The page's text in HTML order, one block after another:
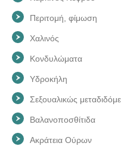
Περιτομή, φίμωση
Χαλινός
Κονδυλώματα
Υδροκήλη
Σεξουαλικώς
Βαλανοποσθίτιδα
Ακράτεια Ούρων